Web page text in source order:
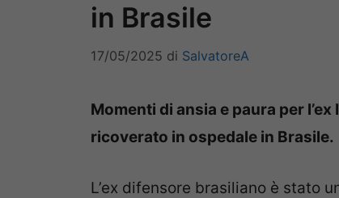
in Brasile
17/05/2025 di SalvatoreA
Momenti di ansia e paura per
ricoverato in ospedale in Brasile.
L’ex difensore brasiliano è stato